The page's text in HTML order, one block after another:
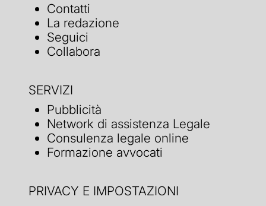
Contatti
La redazione
Seguici
Collabora
SERVIZI
Pubblicità
Network di assistenza Legale
Consulenza legale online
Formazione avvocati
PRIVACY E IMPOSTAZIONI